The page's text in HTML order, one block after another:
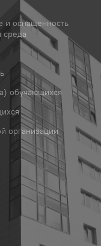
и оснащенность
среда
обучающихся
организации